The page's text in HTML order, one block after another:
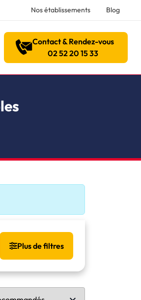
Nos établissements Blog
Contact & Rendez-vous
02 52 20 15 33
Plus de filtres